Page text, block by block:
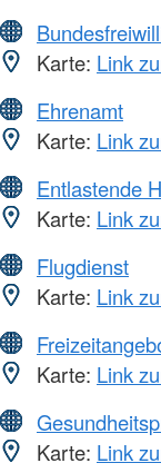
Karte: Link
Ehrenamt
Karte: Link
Entlastende
Karte: Link
Flugdienst
Karte: Link
Karte: Link
Karte: Link